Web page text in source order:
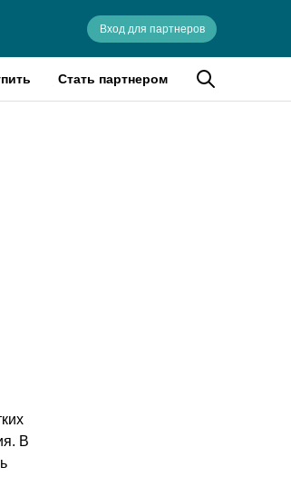
Вход для партнеров
Стать партнером
В